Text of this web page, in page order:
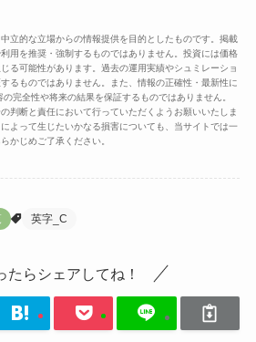
立的な立場からの情報提供を目的としたものです。掲載
用を推奨・強制するものではありません。投資には価格
る可能性があります。過去の運用実績やシュミレーショ
るものではありません。また、情報の正確性・最新性に
完全性や将来の結果を保証するものではありません。
判断と責任において行っていただくようお願いいたしま
よって生じたいかなる損害についても、当サイトでは一
かじめご了承ください。
英字_C
たらシェアしてね！